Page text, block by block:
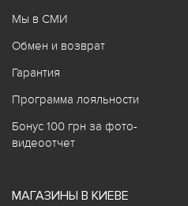
Мы в СМИ
Обмен и возврат
Гарантия
Программа лояльности
Бонус 100 грн за фото-
видеоотчет
МАГАЗИНЫ В КИЕВЕ